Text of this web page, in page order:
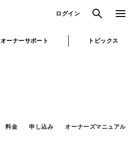
ログイン 検索 メニュ
オーナーサポート トピックス
料金 申し込み オーナーズマニュアル